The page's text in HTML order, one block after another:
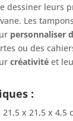
dessiner leurs
Les
personnaliser
ou des
créativitéet
:
21,5 x 21,5 x 4,5